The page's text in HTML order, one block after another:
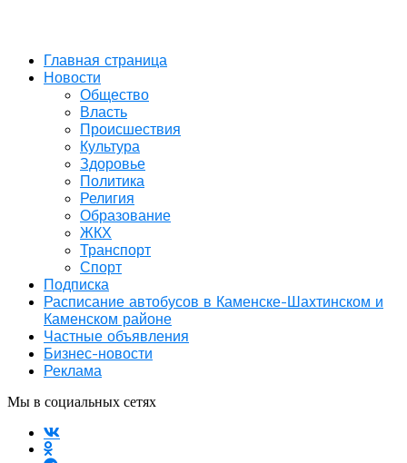
Главная страница
Новости
Общество
Власть
Происшествия
Культура
Здоровье
Политика
Религия
Образование
ЖКХ
Транспорт
Спорт
Подписка
Расписание автобусов в Каменске-Шахтинском и
Каменском районе
Частные объявления
Бизнес-новости
Реклама
Мы в социальных сетях